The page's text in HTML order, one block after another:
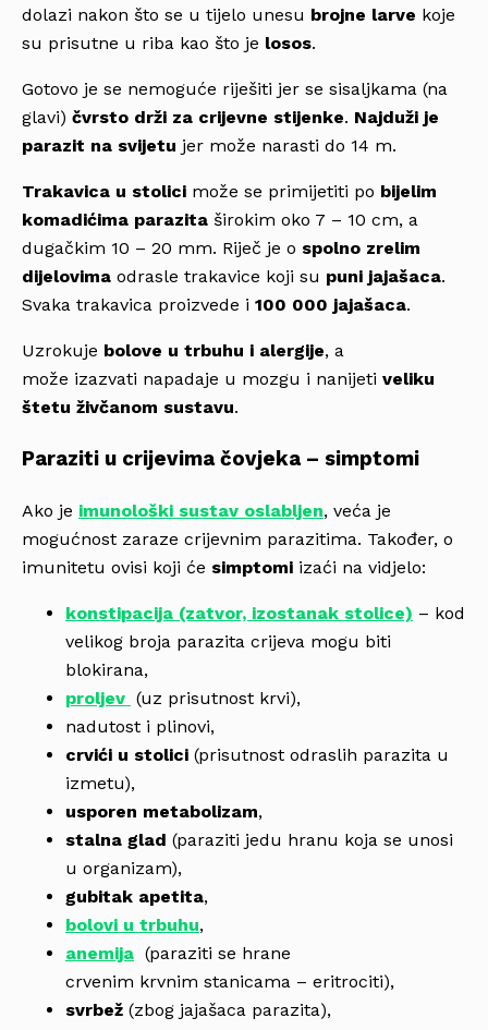
dolazi nakon što se u tijelo unesu brojne larve koje
su prisutne u riba kao što je losos.
Gotovo je se nemoguće riješiti jer se sisaljkama (na
glavi) čvrsto drži za crijevne stijenke. Najduži je
parazit na svijetu jer može narasti do 14 m.
Trakavica u stolici može se primijetiti po bijelim
komadićima parazita širokim oko 7 – 10 cm, a
dugačkim 10 – 20 mm. Riječ je o spolno zrelim
dijelovima odrasle trakavice koji su puni jajašaca.
Svaka trakavica proizvede i 100 000 jajašaca.
Uzrokuje bolove u trbuhu i alergije, a
može izazvati napadaje u mozgu i nanijeti veliku
štetu živčanom sustavu.
Paraziti u crijevima čovjeka – simptomi
Ako je imunološki sustav oslabljen, veća je
mogućnost zaraze crijevnim parazitima. Također, o
imunitetu ovisi koji će simptomi izaći na vidjelo:
konstipacija (zatvor, izostanak stolice) – kod
velikog broja parazita crijeva mogu biti
blokirana,
proljev (uz prisutnost krvi),
nadutost i plinovi,
crvići u stolici (prisutnost odraslih parazita u
izmetu),
usporen metabolizam,
stalna glad (paraziti jedu hranu koja se unosi
u organizam),
gubitak apetita,
bolovi u trbuhu,
anemija (paraziti se hrane
crvenim krvnim stanicama – eritrociti),
svrbež (zbog jajašaca parazita),